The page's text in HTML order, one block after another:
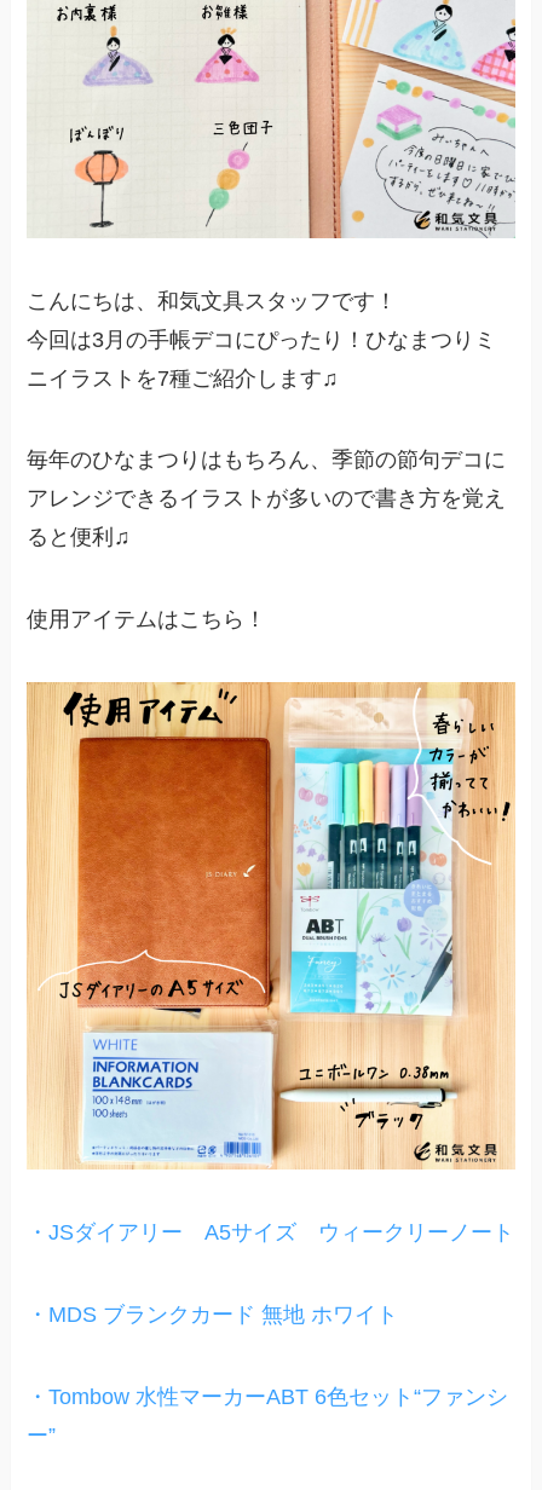
こんにちは、和気文具スタッフです！
今回は3月の手帳デコにぴったり！ひなまつりミ
ニイラストを7種ご紹介します♫
毎年のひなまつりはもちろん、季節の節句デコに
アレンジできるイラストが多いので書き方を覚え
ると便利♫
使用アイテムはこちら！
・JSダイアリー A5サイズ ウィークリーノート
・MDS ブランクカード 無地 ホワイト
・Tombow 水性マーカーABT 6色セット“ファンシ
ー”